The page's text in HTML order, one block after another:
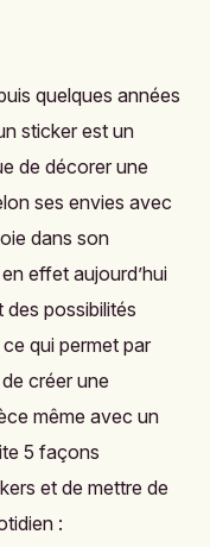
quelques années
sticker est un
de décorer une
ses envies avec
dans son
effet aujourd’hui
possibilités
qui permet par
créer une
même avec un
5 façons
et de mettre de
: